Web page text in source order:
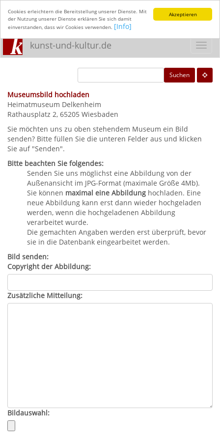
Akzeptieren
Cookies erleichtern die Bereitstellung unserer Dienste. Mit
der Nutzung unserer Dienste erklären Sie sich damit
einverstanden, dass wir Cookies verwenden. [Info]
kunst-und-kultur.de
Suchen
Museumsbild hochladen
Heimatmuseum Delkenheim
Rathausplatz 2, 65205 Wiesbaden
Sie möchten uns zu oben stehendem Museum ein Bild
senden? Bitte füllen Sie die unteren Felder aus und klicken
Sie auf "Senden".
Bitte beachten Sie folgendes:
Senden Sie uns möglichst eine Abbildung von der
Außenansicht im JPG-Format (maximale Größe 4Mb).
Sie können maximal eine Abbildung hochladen. Eine
neue Abbildung kann erst dann wieder hochgeladen
werden, wenn die hochgeladenen Abbildung
verarbeitet wurde.
Die gemachten Angaben werden erst überprüft, bevor
sie in die Datenbank eingearbeitet werden.
Bild senden:
Copyright der Abbildung:
Zusätzliche Mitteilung:
Bildauswahl: